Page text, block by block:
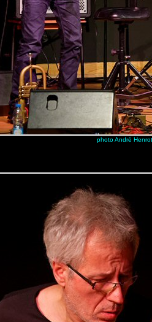
photo André Henrot